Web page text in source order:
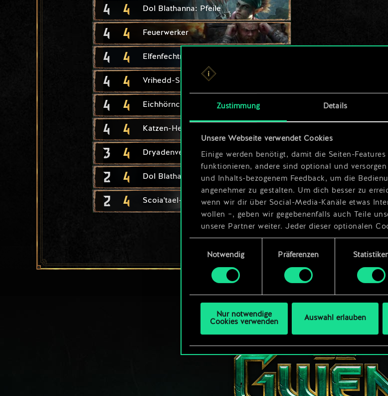
Zustimmung Details
Unsere Webseite verwendet Cookies
Einige werden benötigt, damit die Seiten-
funktionieren, andere sind optional und
und Inhalts-bezogenem Feedback, um die
angenehmer zu gestalten. Um dich besser zu
wenn wir dir über Social-Media-Kanäle etwas
wollen –, geben wir gegebenenfalls auch Teile
unsere Partner weiter. Jeder dieser optionalen
allerdings deine Zustimmung.
„Einstellungen“, wo du, falls gewünscht, auch
Notwendig
Präferenzen
Nur notwendige
Cookies verwenden
Auswahl erlauben
4 4 Dol Blathanna: Pfeile
4 4 Feuerwerker
4 4 Elfenfechtmeisterin
4 4 Vrihedd-Saboteur
4 4 Eichhörnchen
4 4 Katzen-Hexer-Adept
3 4 Dryadenverhexerin
2 4 Dol Blathanna: Fallen
2 4 Scoia'tael-Neuling